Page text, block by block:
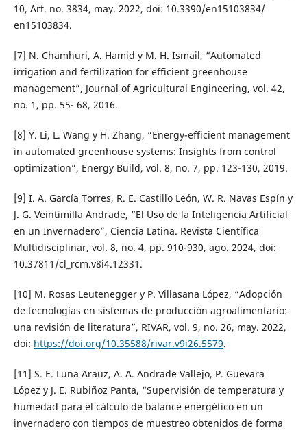
10, Art. no. 3834, may. 2022, doi: 10.3390/en15103834/
en15103834.
[7] N. Chamhuri, A. Hamid y M. H. Ismail, “Automated
irrigation and fertilization for efficient greenhouse
management”, Journal of Agricultural Engineering, vol. 42,
no. 1, pp. 55- 68, 2016.
[8] Y. Li, L. Wang y H. Zhang, “Energy-efficient management
in automated greenhouse systems: Insights from control
optimization”, Energy Build, vol. 8, no. 7, pp. 123-130, 2019.
[9] I. A. García Torres, R. E. Castillo León, W. R. Navas Espín y
J. G. Veintimilla Andrade, “El Uso de la Inteligencia Artificial
en un Invernadero”, Ciencia Latina. Revista Científica
Multidisciplinar, vol. 8, no. 4, pp. 910-930, ago. 2024, doi:
10.37811/cl_rcm.v8i4.12331.
[10] M. Rosas Leutenegger y P. Villasana López, “Adopción
de tecnologías en sistemas de producción agroalimentario:
una revisión de literatura”, RIVAR, vol. 9, no. 26, may. 2022,
doi: https://doi.org/10.35588/rivar.v9i26.5579.
[11] S. E. Luna Arauz, A. A. Andrade Vallejo, P. Guevara
López y J. E. Rubiñoz Panta, “Supervisión de temperatura y
humedad para el cálculo de balance energético en un
invernadero con tiempos de muestreo obtenidos de forma